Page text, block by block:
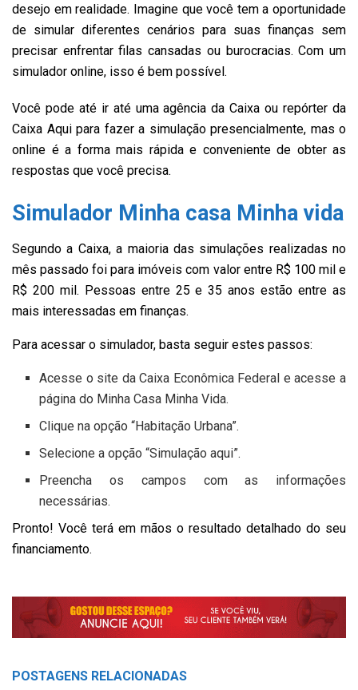
desejo em realidade. Imagine que você tem a oportunidade
de simular diferentes cenários para suas finanças sem
precisar enfrentar filas cansadas ou burocracias. Com um
simulador online, isso é bem possível.
Você pode até ir até uma agência da Caixa ou repórter da
Caixa Aqui para fazer a simulação presencialmente, mas o
online é a forma mais rápida e conveniente de obter as
respostas que você precisa.
Simulador Minha casa Minha vida
Segundo a Caixa, a maioria das simulações realizadas no
mês passado foi para imóveis com valor entre R$ 100 mil e
R$ 200 mil. Pessoas entre 25 e 35 anos estão entre as
mais interessadas em finanças.
Para acessar o simulador, basta seguir estes passos:
Acesse o site da Caixa Econômica Federal e acesse a
página do Minha Casa Minha Vida.
Clique na opção “Habitação Urbana”.
Selecione a opção “Simulação aqui”.
Preencha os campos com as informações
necessárias.
Pronto! Você terá em mãos o resultado detalhado do seu
financiamento.
POSTAGENS RELACIONADAS